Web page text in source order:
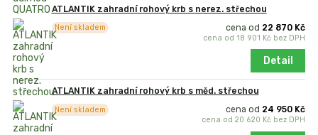
ATLANTIK zahradní rohový krb s nerez. střechou
cena od 22 870 Kč
cena od18 901 Kč bez DPH
Není skladem
Detail
ATLANTIK zahradní rohový krb s měd. střechou
cena od 24 950 Kč
cena od20 620 Kč bez DPH
Není skladem